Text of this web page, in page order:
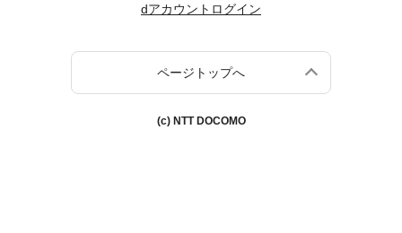
dアカウントログイン
ページトップへ
(c) NTT DOCOMO